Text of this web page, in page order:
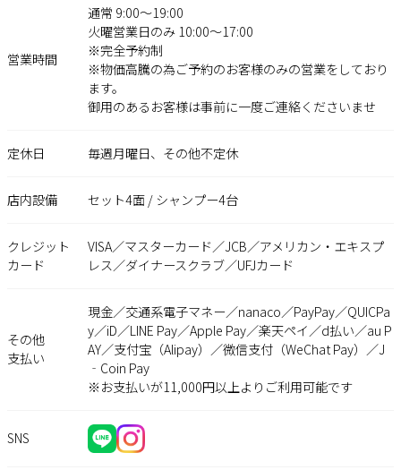
営業時間
通常 9:00～19:00
火曜営業日のみ 10:00～17:00
※完全予約制
※物価高騰の為ご予約のお客様のみの営業をしており
ます。
御用のあるお客様は事前に一度ご連絡くださいませ
定休日 毎週月曜日、その他不定休
店内設備 セット4面 / シャンプー4台
クレジット
カード
VISA／マスターカード／JCB／アメリカン・エキスプ
レス／ダイナースクラブ／UFJカード
その他
支払い
現金／交通系電子マネー／nanaco／PayPay／QUICPa
y／iD／LINE Pay／Apple Pay／楽天ペイ／d払い／au P
AY／支付宝（Alipay）／微信支付（WeChat Pay）／J
‐Coin Pay
※お支払いが11,000円以上よりご利用可能です
SNS